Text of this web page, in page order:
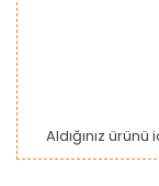
Aldığınız